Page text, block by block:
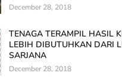
December 28, 2018
TENAGA TERAMPIL HASIL
LEBIH DIBUTUHKAN DARI
SARJANA
December 28, 2018